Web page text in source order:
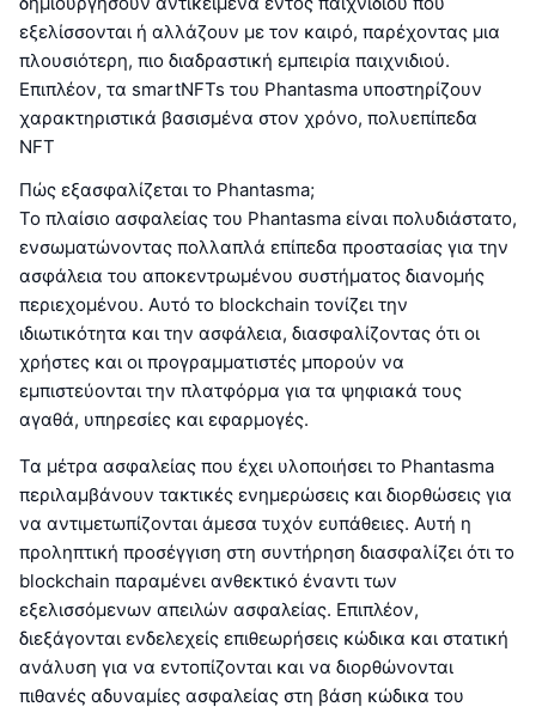
εξελίσσονται ή αλλάζουν με τον καιρό, παρέχοντας μια
πλουσιότερη, πιο διαδραστική εμπειρία παιχνιδιού.
Επιπλέον, τα smartNFTs του Phantasma υποστηρίζουν
χαρακτηριστικά βασισμένα στον χρόνο, πολυεπίπεδα
NFT
Πώς εξασφαλίζεται το Phantasma;
Το πλαίσιο ασφαλείας του Phantasma είναι πολυδιάστατο,
ενσωματώνοντας πολλαπλά επίπεδα προστασίας για την
ασφάλεια του αποκεντρωμένου συστήματος διανομής
περιεχομένου. Αυτό το blockchain τονίζει την
ιδιωτικότητα και την ασφάλεια, διασφαλίζοντας ότι οι
χρήστες και οι προγραμματιστές μπορούν να
εμπιστεύονται την πλατφόρμα για τα ψηφιακά τους
αγαθά, υπηρεσίες και εφαρμογές.
Τα μέτρα ασφαλείας που έχει υλοποιήσει το Phantasma
περιλαμβάνουν τακτικές ενημερώσεις και διορθώσεις για
να αντιμετωπίζονται άμεσα τυχόν ευπάθειες. Αυτή η
προληπτική προσέγγιση στη συντήρηση διασφαλίζει ότι το
blockchain παραμένει ανθεκτικό έναντι των
εξελισσόμενων απειλών ασφαλείας. Επιπλέον,
διεξάγονται ενδελεχείς επιθεωρήσεις κώδικα και στατική
ανάλυση για να εντοπίζονται και να διορθώνονται
πιθανές αδυναμίες ασφαλείας στη βάση κώδικα του